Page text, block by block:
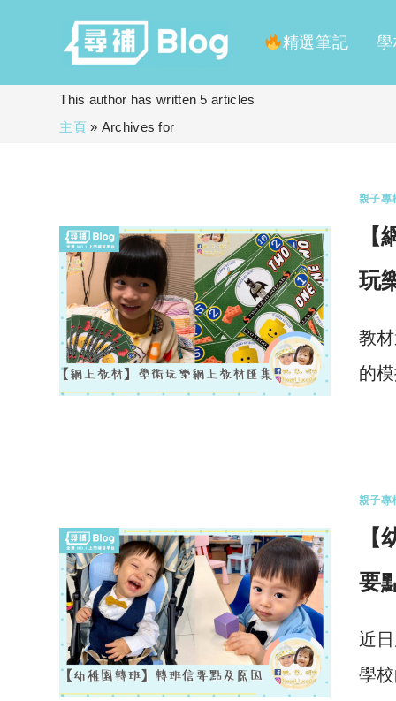
精選筆記
This author has written 5 articles
主頁» Archives for
親子專
玩
教
的
親子專
要
近
學